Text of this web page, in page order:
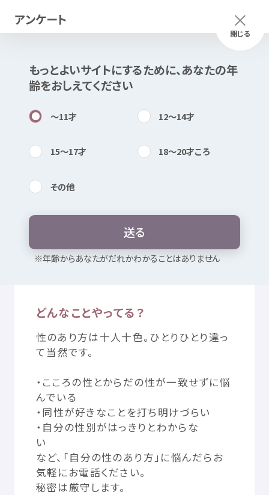
内検索
お気に入り
つかいかた
気持ちをはきだす
気 に 入 り お知らせ
利用規約 寄付のお願
プライバシーポリシー 認定サービスとは
ふりがな つかいかた メニュー
閉じる
アンケート
もっとよいサイトにするために、あなたの年
齢をおしえてください
〜11才 12〜14才
15〜17才 18〜20才ころ
その他
送る
※年齢からあなたがだれかわかることはありません
このページは公開情報をもとに
Mexで作成
みえにじいろ相談性の多様性に関
する相談
セクシュアリティ
どんなことやってる？
性のあり方は十人十色。ひとりひとり違っ
て 当然です。
・こころの性とからだの性が一致せずに悩
んでいる
・ 同性が好きなことを打ち明けづらい
・ 自分の性別がはっきりとわからな
い
など、「自分の性のあり方」に悩んだらお
気軽にお電話ください。
秘密は厳守 します。